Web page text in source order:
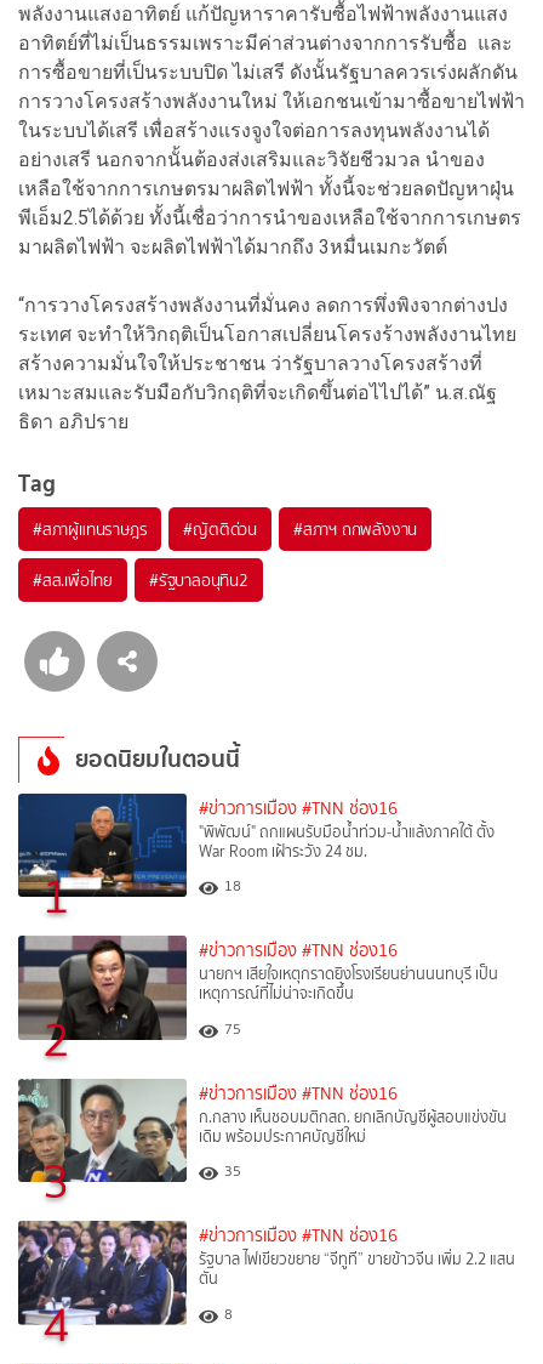
พลังงานแสงอาทิตย์ แก้ปัญหาราคารับซื้อไฟฟ้าพลังงานแสง
อาทิตย์ที่ไม่เป็นธรรมเพราะมีค่าส่วนต่างจากการรับซื้อ และ
การซื้อขายที่เป็นระบบปิด ไม่เสรี ดังนั้นรัฐบาลควรเร่งผลักดัน
การวางโครงสร้างพลังงานใหม่ ให้เอกชนเข้ามาซื้อขายไฟฟ้า
ในระบบได้เสรี เพื่อสร้างแรงจูงใจต่อการลงทุนพลังงานได้
อย่างเสรี นอกจากนั้นต้องส่งเสริมและวิจัยชีวมวล นำของ
เหลือใช้จากการเกษตรมาผลิตไฟฟ้า ทั้งนี้จะช่วยลดปัญหาฝุ่น
พีเอ็ม2.5ได้ด้วย ทั้งนี้เชื่อว่าการนำของเหลือใช้จากการเกษตร
มาผลิตไฟฟ้า จะผลิตไฟฟ้าได้มากถึง 3หมื่นเมกะวัตต์
“การวางโครงสร้างพลังงานที่มั่นคง ลดการพึ่งพิงจากต่างปง
ระเทศ จะทำให้วิกฤติเป็นโอกาสเปลี่ยนโครงร้างพลังงานไทย
สร้างความมั่นใจให้ประชาชน ว่ารัฐบาลวางโครงสร้างที่
เหมาะสมและรับมือกับวิกฤติที่จะเกิดขึ้นต่อไไปได้” น.ส.ณัฐ
ธิดา อภิปราย
Tag
#สภาผู้แทนราษฎร #ญัตติด่วน #สภาฯ ถกพลังงาน
#สส.เพื่อไทย #รัฐบาลอนุทิน2
ยอดนิยมในตอนนี้
1
#ข่าวการเมือง #TNN ช่อง16
"พิพัฒน์" ถกแผนรับมือน้ำท่วม-น้ำแล้งภาคใต้ ตั้ง
War Room เฝ้าระวัง 24 ชม.
18
2
#ข่าวการเมือง #TNN ช่อง16
นายกฯ เสียใจเหตุกราดยิงโรงเรียนย่านนนทบุรี เป็น
เหตุการณ์ที่ไม่น่าจะเกิดขึ้น
75
3
#ข่าวการเมือง #TNN ช่อง16
ก.กลาง เห็นชอบมติกสถ. ยกเลิกบัญชีผู้สอบแข่งขัน
เดิม พร้อมประกาศบัญชีใหม่
35
4
#ข่าวการเมือง #TNN ช่อง16
รัฐบาล ไฟเขียวขยาย “จีทูที” ขายข้าวจีน เพิ่ม 2.2 แสน
ตัน
8